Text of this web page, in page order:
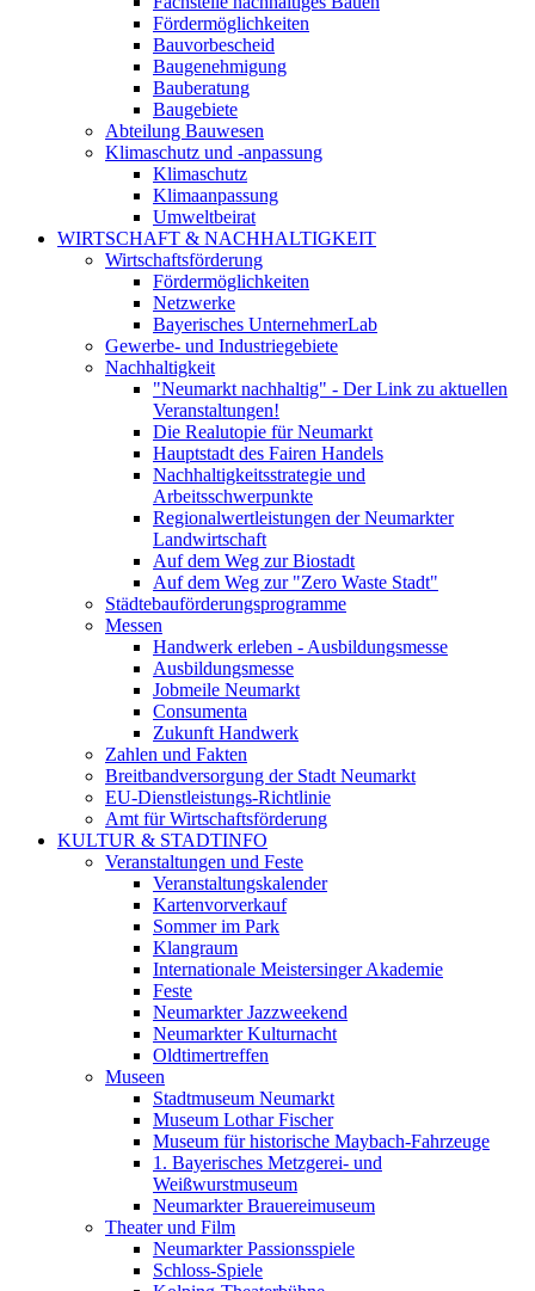
Fördermöglichkeiten
Bauvorbescheid
Baugenehmigung
Bauberatung
Baugebiete
Abteilung Bauwesen
Klimaschutz und -anpassung
Klimaschutz
Klimaanpassung
Umweltbeirat
WIRTSCHAFT & NACHHALTIGKEIT
Wirtschaftsförderung
Fördermöglichkeiten
Netzwerke
Bayerisches UnternehmerLab
Gewerbe- und Industriegebiete
Nachhaltigkeit
"Neumarkt nachhaltig" - Der Link zu aktuellen
Veranstaltungen!
Die Realutopie für Neumarkt
Hauptstadt des Fairen Handels
Nachhaltigkeitsstrategie und
Arbeitsschwerpunkte
Regionalwertleistungen der Neumarkter
Landwirtschaft
Auf dem Weg zur Biostadt
Auf dem Weg zur "Zero Waste Stadt"
Städtebauförderungsprogramme
Messen
Handwerk erleben - Ausbildungsmesse
Ausbildungsmesse
Jobmeile Neumarkt
Consumenta
Zukunft Handwerk
Zahlen und Fakten
Breitbandversorgung der Stadt Neumarkt
EU-Dienstleistungs-Richtlinie
Amt für Wirtschaftsförderung
KULTUR & STADTINFO
Veranstaltungen und Feste
Veranstaltungskalender
Kartenvorverkauf
Sommer im Park
Klangraum
Internationale Meistersinger Akademie
Feste
Neumarkter Jazzweekend
Neumarkter Kulturnacht
Oldtimertreffen
Museen
Stadtmuseum Neumarkt
Museum Lothar Fischer
Museum für historische Maybach-Fahrzeuge
1. Bayerisches Metzgerei- und
Weißwurstmuseum
Neumarkter Brauereimuseum
Theater und Film
Neumarkter Passionsspiele
Schloss-Spiele